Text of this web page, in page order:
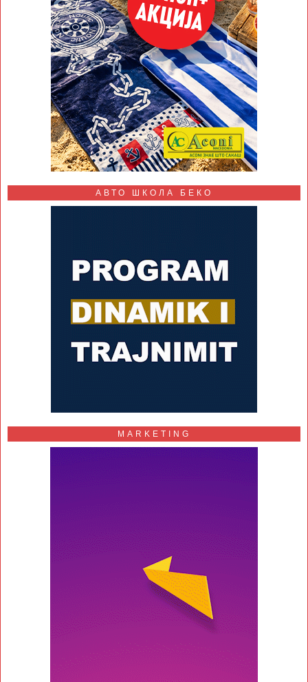
АВТО ШКОЛА БЕКО
MARKETING